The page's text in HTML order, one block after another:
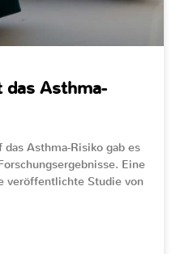
das Asthma-
Asthma-Risiko gab es
Eine
veröffentlichte Studie von